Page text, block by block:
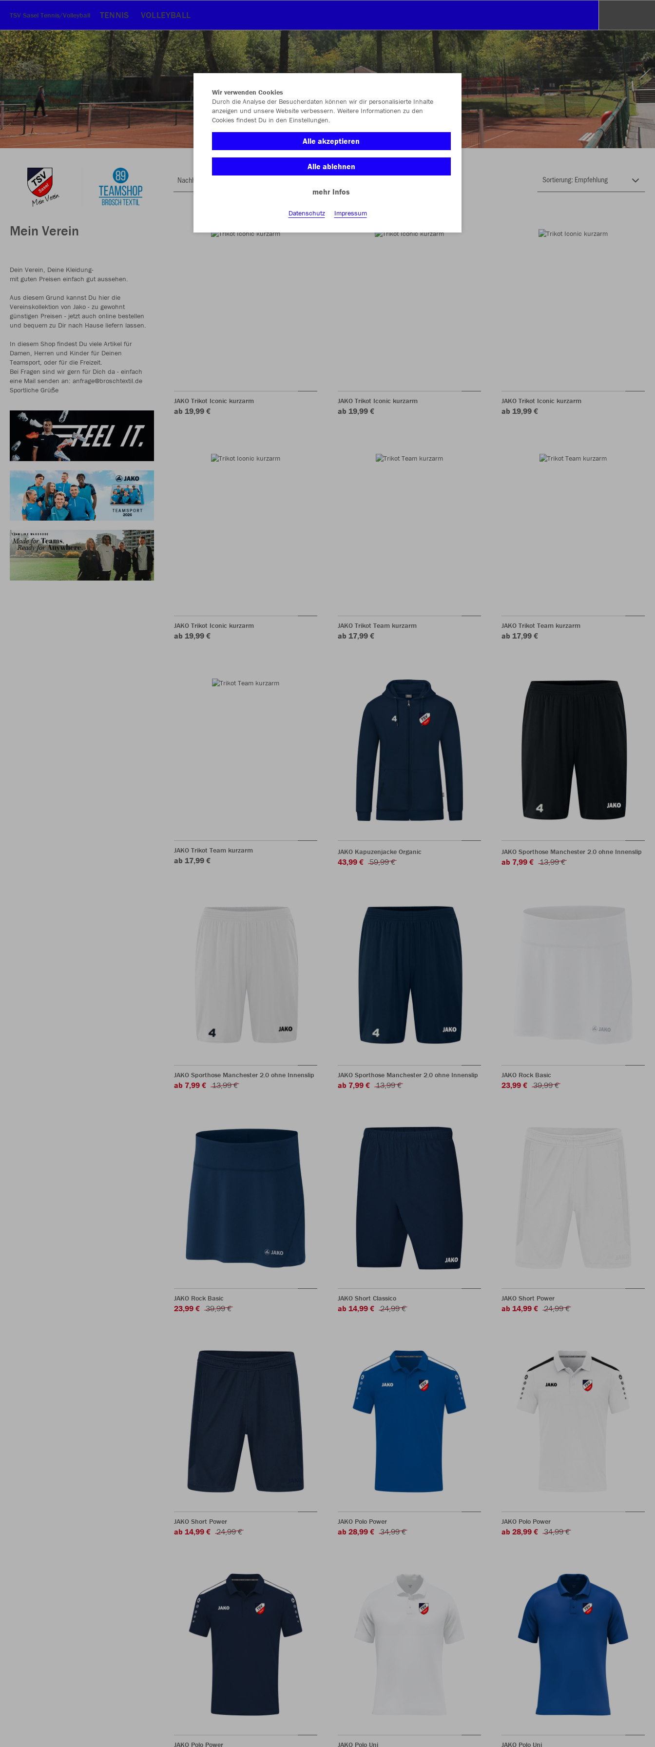
TSV Sasel Tennis/Volleyball TENNIS VOLLEYBALL
Mein Verein
Dein Verein, Deine Kleidung-
mit guten Preisen einfach gut aussehen.
Aus diesem Grund kannst Du hier die
Vereinskollektion von Jako - zu gewohnt
günstigen Preisen - jetzt auch online bestellen
und bequem zu Dir nach Hause liefern lassen.
In diesem Shop findest Du viele Artikel für
Damen, Herren und Kinder für Deinen
Teamsport, oder für die Freizeit.
Bei Fragen sind wir gern für Dich da - einfach
eine Mail senden an: anfrage@broschtextil.de
Sportliche Grüße
Nachhaltig
JAKO Trikot Iconic kurzarm
ab 19,99 €
JAKO Trikot Iconic kurzarm
ab 19,99 €
JAKO Trikot Iconic kurzarm
ab 19,99 €
JAKO Trikot Iconic kurzarm
ab 19,99 €
JAKO Trikot Team kurzarm
ab 17,99 €
JAKO Trikot Team kurzarm
ab 17,99 €
JAKO Trikot Team kurzarm
ab 17,99 €
JAKO Kapuzenjacke Organic
43,99 € 59,99 €
JAKO Sporthose Manchester 2.0 ohne Innenslip
ab 7,99 € 13,99 €
JAKO Sporthose Manchester 2.0 ohne Innenslip
ab 7,99 € 13,99 €
JAKO Sporthose Manchester 2.0 ohne Innenslip
ab 7,99 € 13,99 €
JAKO Rock Basic
23,99 € 39,99 €
JAKO Rock Basic
23,99 € 39,99 €
JAKO Short Classico
ab 14,99 € 24,99 €
JAKO Short Power
ab 14,99 € 24,99 €
JAKO Short Power
ab 14,99 € 24,99 €
JAKO Polo Power
ab 28,99 € 34,99 €
JAKO Polo Power
ab 28,99 € 34,99 €
JAKO Polo Power JAKO Polo Uni JAKO Polo Uni
Wir verwenden Cookies
Durch die Analyse der Besucherdaten können wir dir personalisierte Inhalte
anzeigen und unsere Website verbessern. Weitere Informationen zu den
Cookies findest Du in den Einstellungen.
Alle akzeptieren
Alle ablehnen
mehr Infos
Datenschutz Impressum